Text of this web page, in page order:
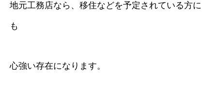
地元工務店なら、移住などを予定されている方に
も
心強い存在になります。